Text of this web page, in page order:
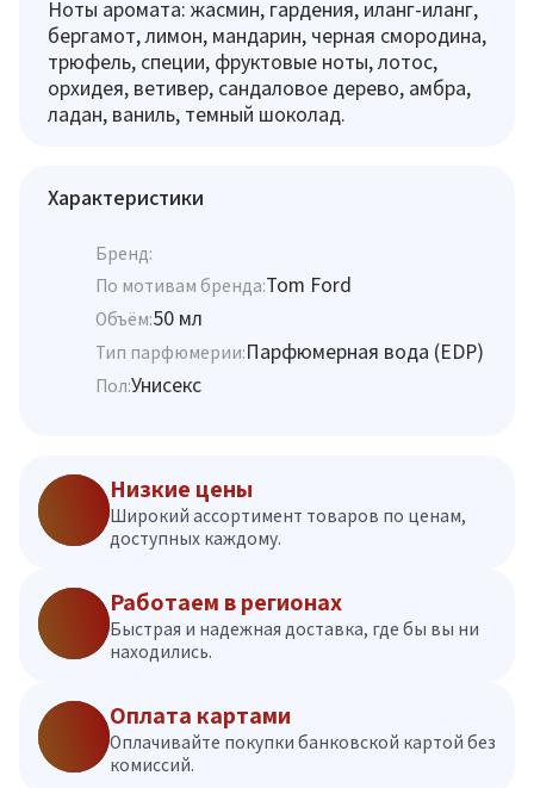
Ноты аромата: жасмин, гардения, иланг-иланг,
бергамот, лимон, мандарин, черная смородина,
трюфель, специи, фруктовые ноты, лотос,
орхидея, ветивер, сандаловое дерево, амбра,
ладан, ваниль, темный шоколад.
Характеристики
Бренд:
По мотивам бренда:Tom Ford
Объём:50 мл
Тип парфюмерии:Парфюмерная вода (EDP)
Пол:Унисекс
Низкие цены
Широкий ассортимент товаров по ценам,
доступных каждому.
Работаем в регионах
Быстрая и надежная доставка, где бы вы ни
находились.
Оплата картами
Оплачивайте покупки банковской картой без
комиссий.